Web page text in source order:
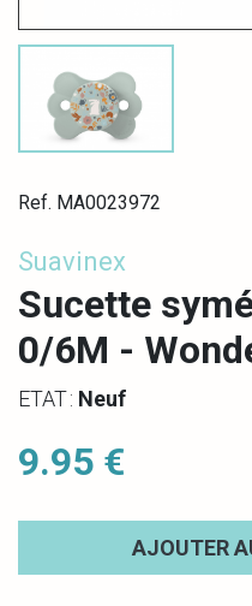
Ref. MA0023972
Suavinex
Sucette
0/6M -
ETAT : Neuf
9.95 €
AJOUTER